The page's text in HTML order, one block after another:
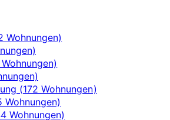
Wohnungen)
(172 Wohnungen)
Wohnungen)
Wohnungen)